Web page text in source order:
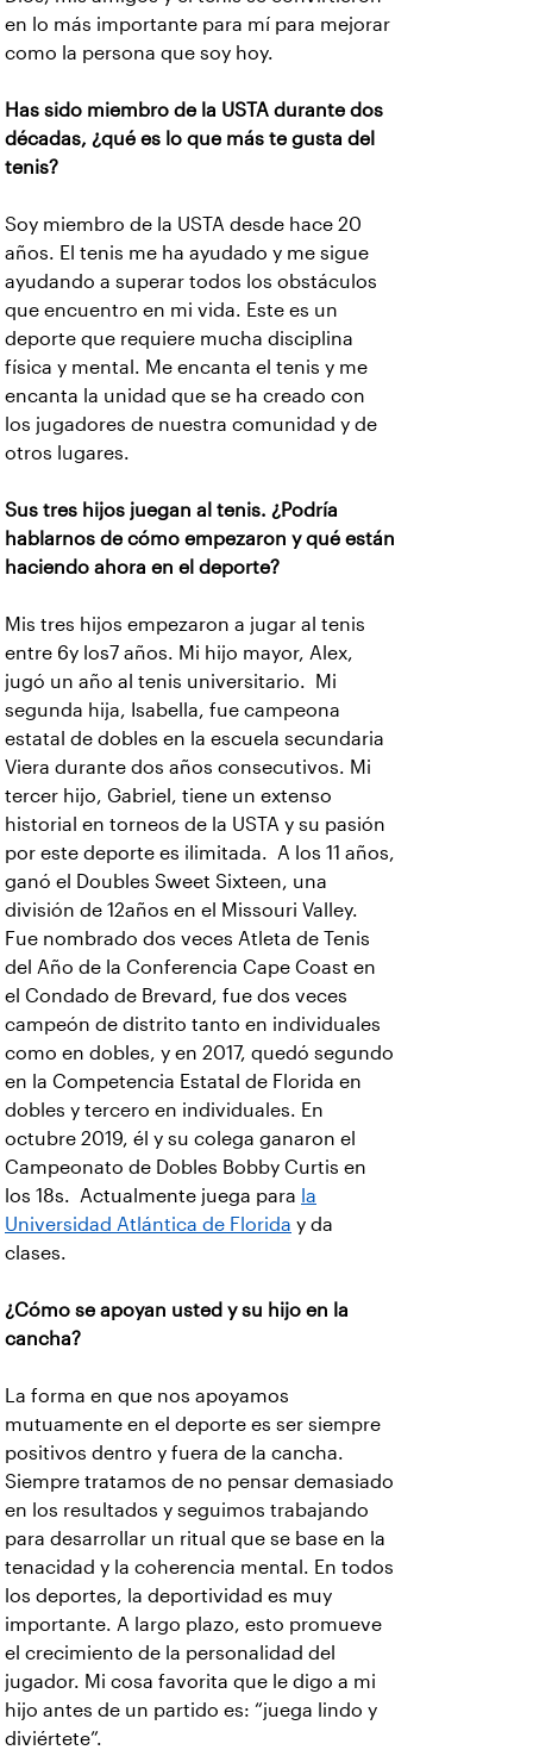
en lo más importante para mí para mejorar
como la persona que soy hoy.
Has sido miembro de la USTA durante dos
décadas, ¿qué es lo que más te gusta del
tenis?
Soy miembro de la USTA desde hace 20
años. El tenis me ha ayudado y me sigue
ayudando a superar todos los obstáculos
que encuentro en mi vida. Este es un
deporte que requiere mucha disciplina
física y mental. Me encanta el tenis y me
encanta la unidad que se ha creado con
los jugadores de nuestra comunidad y de
otros lugares.
Sus tres hijos juegan al tenis. ¿Podría
hablarnos de cómo empezaron y qué están
haciendo ahora en el deporte?
Mis tres hijos empezaron a jugar al tenis
entre 6y los7 años. Mi hijo mayor, Alex,
jugó un año al tenis universitario. Mi
segunda hija, Isabella, fue campeona
estatal de dobles en la escuela secundaria
Viera durante dos años consecutivos. Mi
tercer hijo, Gabriel, tiene un extenso
historial en torneos de la USTA y su pasión
por este deporte es ilimitada. A los 11 años,
ganó el Doubles Sweet Sixteen, una
división de 12años en el Missouri Valley.
Fue nombrado dos veces Atleta de Tenis
del Año de la Conferencia Cape Coast en
el Condado de Brevard, fue dos veces
campeón de distrito tanto en individuales
como en dobles, y en 2017, quedó segundo
en la Competencia Estatal de Florida en
dobles y tercero en individuales. En
octubre 2019, él y su colega ganaron el
Campeonato de Dobles Bobby Curtis en
los 18s. Actualmente juega para la
Universidad Atlántica de Florida y da
clases.
¿Cómo se apoyan usted y su hijo en la
cancha?
La forma en que nos apoyamos
mutuamente en el deporte es ser siempre
positivos dentro y fuera de la cancha.
Siempre tratamos de no pensar demasiado
en los resultados y seguimos trabajando
para desarrollar un ritual que se base en la
tenacidad y la coherencia mental. En todos
los deportes, la deportividad es muy
importante. A largo plazo, esto promueve
el crecimiento de la personalidad del
jugador. Mi cosa favorita que le digo a mi
hijo antes de un partido es: “juega lindo y
diviértete”.